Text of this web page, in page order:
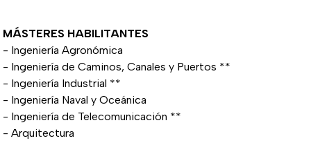
MÁSTERES HABILITANTES
- Ingeniería Agronómica
- Ingeniería de Caminos, Canales y Puertos **
- Ingeniería Industrial **
- Ingeniería Naval y Oceánica
- Ingeniería de Telecomunicación **
- Arquitectura